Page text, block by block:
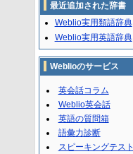
最近追加された辞書
Weblio実用類語辞典
Weblio実用英語辞典
Weblioのサービス
英会話コラム
Weblio英会話
英語の質問箱
語彙力診断
スピーキングテスト